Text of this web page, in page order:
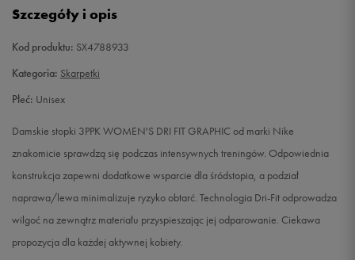
Szczegóły i opis
Kod produktu: SX4788933
Kategoria: Skarpetki
Płeć: Unisex
Damskie stopki 3PPK WOMEN'S DRI FIT GRAPHIC od marki Nike
znakomicie sprawdzą się podczas intensywnych treningów. Odpowiednia
konstrukcja zapewni dodatkowe wsparcie dla śródstopia, a podział
naprawa/lewa minimalizuje ryzyko obtarć. Technologia Dri-Fit odprowadza
wilgoć na zewnątrz materiału przyspieszając jej odparowanie. Ciekawa
propozycja dla każdej aktywnej kobiety.